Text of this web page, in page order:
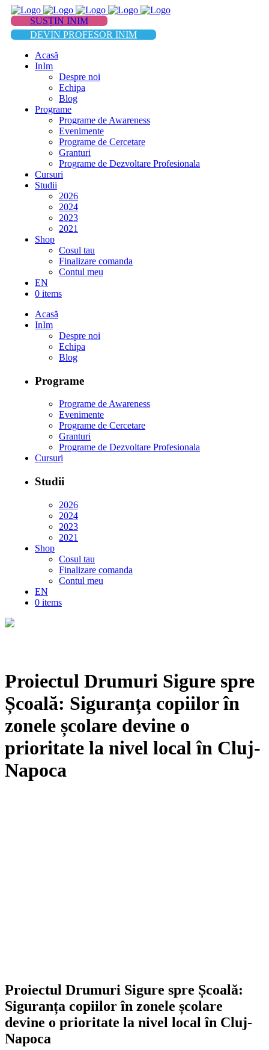
SUSȚIN INIM
DEVIN PROFESOR INIM
Acasă
InIm
Despre noi
Echipa
Blog
Programe
Programe de Awareness
Evenimente
Programe de Cercetare
Granturi
Programe de Dezvoltare Profesionala
Cursuri
Studii
2026
2024
2023
2021
Shop
Cosul tau
Finalizare comanda
Contul meu
EN
0 items
Acasă
InIm
Despre noi
Echipa
Blog
Programe
Programe de Awareness
Evenimente
Programe de Cercetare
Granturi
Programe de Dezvoltare Profesionala
Cursuri
Studii
2026
2024
2023
2021
Shop
Cosul tau
Finalizare comanda
Contul meu
EN
0 items
Proiectul Drumuri Sigure spre
Școală: Siguranța copiilor în
zonele școlare devine o
prioritate la nivel local în Cluj-
Napoca
Proiectul Drumuri Sigure spre Școală:
Siguranța copiilor în zonele școlare
devine o prioritate la nivel local în Cluj-
Napoca